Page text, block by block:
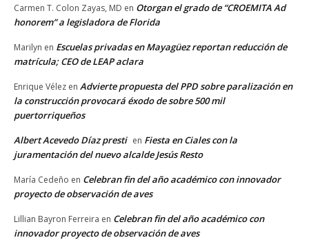
Carmen T. Colon Zayas, MD en Otorgan el grado de “CROEMITA Ad
honorem” a legisladora de Florida
Marilyn en Escuelas privadas en Mayagüez reportan reducción de
matrícula; CEO de LEAP aclara
Enrique Vélez en Advierte propuesta del PPD sobre paralización en
la construcción provocará éxodo de sobre 500 mil
puertorriqueños
Albert Acevedo Díaz presti en Fiesta en Ciales con la
juramentación del nuevo alcalde Jesús Resto
María Cedeño en Celebran fin del año académico con innovador
proyecto de observación de aves
Lillian Bayron Ferreira en Celebran fin del año académico con
innovador proyecto de observación de aves